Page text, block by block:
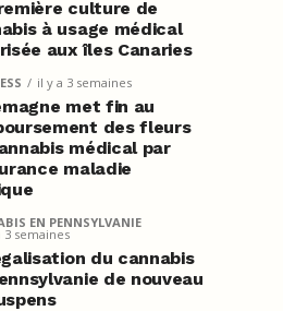
culture de
à usage médical
aux îles Canaries
il y a 3 semaines
met fin au
des fleurs
médical par
maladie
EN PENNSYLVANIE
3 semaines
du cannabis
de nouveau